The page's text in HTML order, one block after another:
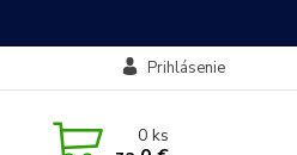
Prihlásenie
0ks